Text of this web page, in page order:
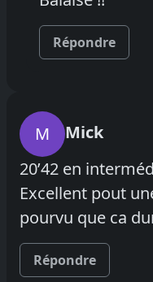
Répondre
M
Mick
20’42 en
Excellent pout
pourvu que ca
Répondre